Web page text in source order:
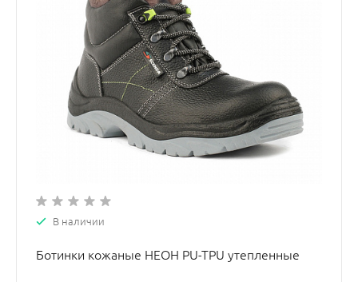
В наличии
Ботинки кожаные НЕОН PU-TPU утепленные